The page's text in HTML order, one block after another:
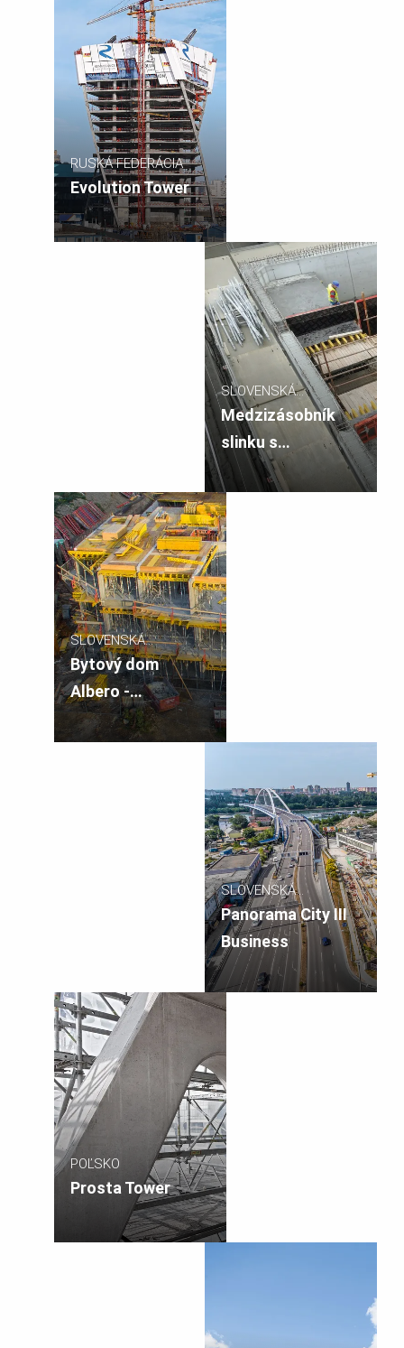
RUSKÁ FEDERÁCIA
Evolution Tower
SLOVENSKÁ
REPUBLIKA
Medzizásobník
slinku s
expedičnou
hubicou
SLOVENSKÁ
REPUBLIKA
Bytový dom
Albero -
polyfunkčný
komplex
SLOVENSKÁ
REPUBLIKA
Panorama City III
Business
POĽSKO
Prosta Tower